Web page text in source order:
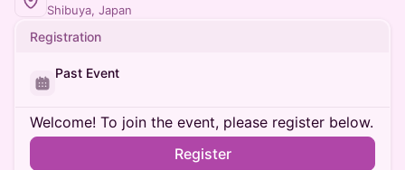
Shibuya, Japan
Registration
Past Event
Welcome! To join the event, please register below.
Register